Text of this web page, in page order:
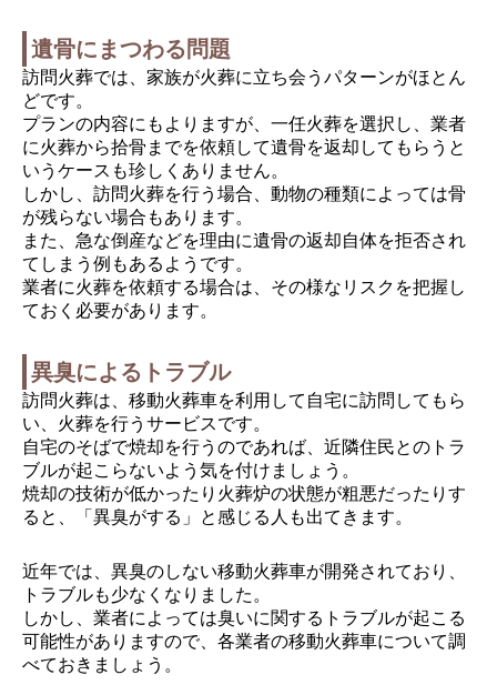
遺骨にまつわる問題
訪問火葬では、家族が火葬に立ち会うパターンがほとん
どです。
プランの内容にもよりますが、一任火葬を選択し、業者
に火葬から拾骨までを依頼して遺骨を返却してもらうと
いうケースも珍しくありません。
しかし、訪問火葬を行う場合、動物の種類によっては骨
が残らない場合もあります。
また、急な倒産などを理由に遺骨の返却自体を拒否され
てしまう例もあるようです。
業者に火葬を依頼する場合は、その様なリスクを把握し
ておく必要があります。
異臭によるトラブル
訪問火葬は、移動火葬車を利用して自宅に訪問してもら
い、火葬を行うサービスです。
自宅のそばで焼却を行うのであれば、近隣住民とのトラ
ブルが起こらないよう気を付けましょう。
焼却の技術が低かったり火葬炉の状態が粗悪だったりす
ると、「異臭がする」と感じる人も出てきます。
近年では、異臭のしない移動火葬車が開発されており、
トラブルも少なくなりました。
しかし、業者によっては臭いに関するトラブルが起こる
可能性がありますので、各業者の移動火葬車について調
べておきましょう。